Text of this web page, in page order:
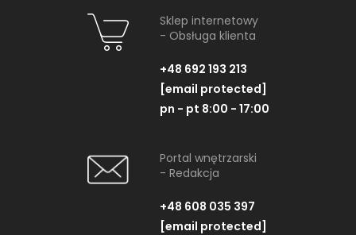
Sklep internetowy
- Obsługa klienta
+48 692 193 213
[email protected]
pn - pt 8:00 - 17:00
Portal wnętrzarski
- Redakcja
+48 608 035 397
[email protected]